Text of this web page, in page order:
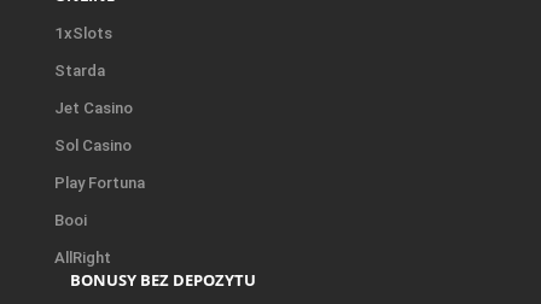
1xSlots
Starda
Jet Casino
Sol Casino
Play Fortuna
Booi
AllRight
BONUSY BEZ DEPOZYTU